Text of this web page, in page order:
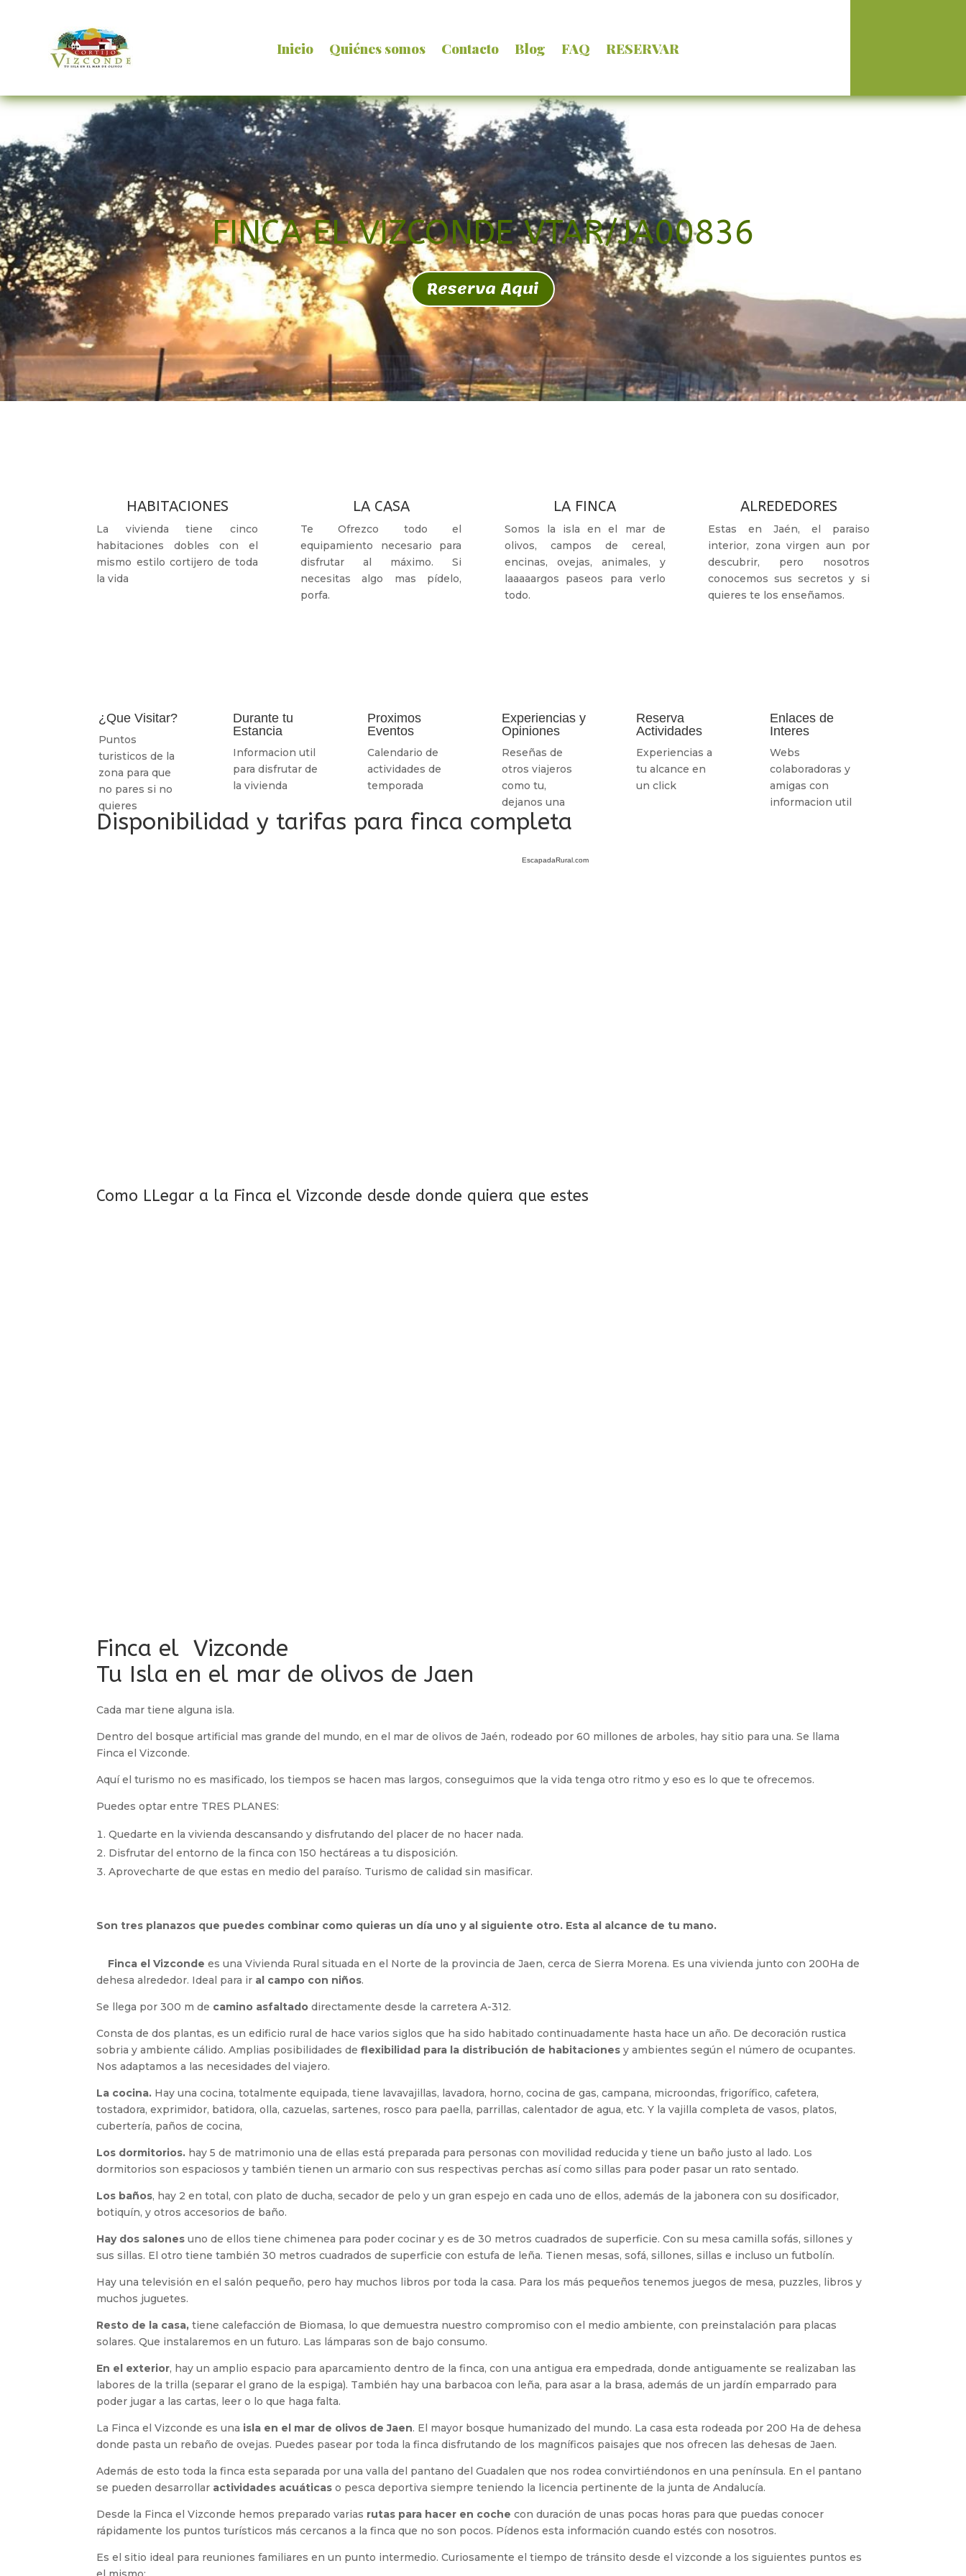
Inicio Quiénes somos Contacto Blog FAQ RESERVAR
FINCA EL VIZCONDE VTAR/JA00836
Reserva Aqui
HABITACIONES
La vivienda tiene cinco
habitaciones dobles con el
mismo estilo cortijero de toda
la vida
LA CASA
Te Ofrezco todo el
equipamiento necesario para
disfrutar al máximo. Si
necesitas algo mas pídelo,
porfa.
LA FINCA
Somos la isla en el mar de
olivos, campos de cereal,
encinas, ovejas, animales, y
laaaaargos paseos para verlo
todo.
ALREDEDORES
Estas en Jaén, el paraiso
interior, zona virgen aun por
descubrir, pero nosotros
conocemos sus secretos y si
quieres te los enseñamos.
¿Que Visitar?
Puntos
turisticos de la
zona para que
no pares si no
quieres
Durante tu
Estancia
Informacion util
para disfrutar de
la vivienda
Proximos
Eventos
Calendario de
actividades de
temporada
Experiencias y
Opiniones
Reseñas de
otros viajeros
como tu,
dejanos una
Reserva
Actividades
Experiencias a
tu alcance en
un click
Enlaces de
Interes
Webs
colaboradoras y
amigas con
informacion util
Disponibilidad y tarifas para finca completa
EscapadaRural.com
Como LLegar a la Finca el Vizconde desde donde quiera que estes
Finca el Vizconde
Tu Isla en el mar de olivos de Jaen
Cada mar tiene alguna isla.
Dentro del bosque artificial mas grande del mundo, en el mar de olivos de Jaén, rodeado por 60 millones de arboles, hay sitio para una. Se llama
Finca el Vizconde.
Aquí el turismo no es masificado, los tiempos se hacen mas largos, conseguimos que la vida tenga otro ritmo y eso es lo que te ofrecemos.
Puedes optar entre TRES PLANES:
Quedarte en la vivienda descansando y disfrutando del placer de no hacer nada.
Disfrutar del entorno de la finca con 150 hectáreas a tu disposición.
Aprovecharte de que estas en medio del paraíso. Turismo de calidad sin masificar.
Son tres planazos que puedes combinar como quieras un día uno y al siguiente otro. Esta al alcance de tu mano.
Finca el Vizcondees una Vivienda Rural situada en el Norte de la provincia de Jaen, cerca de Sierra Morena. Es una vivienda junto con 200Ha de
dehesa alrededor. Ideal para ir al campo con niños.
Se llega por 300 m de camino asfaltado directamente desde la carretera A-312.
Consta de dos plantas, es un edificio rural de hace varios siglos que ha sido habitado continuadamente hasta hace un año. De decoración rustica
sobria y ambiente cálido. Amplias posibilidades deflexibilidad para la distribución de habitaciones y ambientes según el número de ocupantes.
Nos adaptamos a las necesidades del viajero.
La cocina. Hay una cocina, totalmente equipada, tiene lavavajillas, lavadora, horno, cocina de gas, campana, microondas, frigorífico, cafetera,
tostadora, exprimidor, batidora, olla, cazuelas, sartenes, rosco para paella, parrillas, calentador de agua, etc. Y la vajilla completa de vasos, platos,
cubertería, paños de cocina,
Los dormitorios. hay 5 de matrimonio una de ellas está preparada para personas con movilidad reducida y tiene un baño justo al lado. Los
dormitorios son espaciosos y también tienen un armario con sus respectivas perchas así como sillas para poder pasar un rato sentado.
Los baños, hay 2 en total, con plato de ducha, secador de pelo y un gran espejo en cada uno de ellos, además de la jabonera con su dosificador,
botiquín, y otros accesorios de baño.
Hay dos salones uno de ellos tiene chimenea para poder cocinar y es de 30 metros cuadrados de superficie. Con su mesa camilla sofás, sillones y
sus sillas. El otro tiene también 30 metros cuadrados de superficie con estufa de leña. Tienen mesas, sofá, sillones, sillas e incluso un futbolín.
Hay una televisión en el salón pequeño, pero hay muchos libros por toda la casa. Para los más pequeños tenemos juegos de mesa, puzzles, libros y
muchos juguetes.
Resto de la casa, tiene calefacción de Biomasa, lo que demuestra nuestro compromiso con el medio ambiente, con preinstalación para placas
solares. Que instalaremos en un futuro. Las lámparas son de bajo consumo.
En el exterior, hay un amplio espacio para aparcamiento dentro de la finca, con una antigua era empedrada, donde antiguamente se realizaban las
labores de la trilla (separar el grano de la espiga). También hay una barbacoa con leña, para asar a la brasa, además de un jardín emparrado para
poder jugar a las cartas, leer o lo que haga falta.
La Finca el Vizconde es una isla en el mar de olivos de Jaen. El mayor bosque humanizado del mundo. La casa esta rodeada por 200 Ha de dehesa
donde pasta un rebaño de ovejas. Puedes pasear por toda la finca disfrutando de los magníficos paisajes que nos ofrecen las dehesas de Jaen.
Además de esto toda la finca esta separada por una valla del pantano del Guadalen que nos rodea convirtiéndonos en una península. En el pantano
se pueden desarrollar actividades acuáticas o pesca deportiva siempre teniendo la licencia pertinente de la junta de Andalucía.
Desde la Finca el Vizconde hemos preparado varias rutas para hacer en coche con duración de unas pocas horas para que puedas conocer
rápidamente los puntos turísticos más cercanos a la finca que no son pocos. Pídenos esta información cuando estés con nosotros.
Es el sitio ideal para reuniones familiares en un punto intermedio. Curiosamente el tiempo de tránsito desde el vizconde a los siguientes puntos es